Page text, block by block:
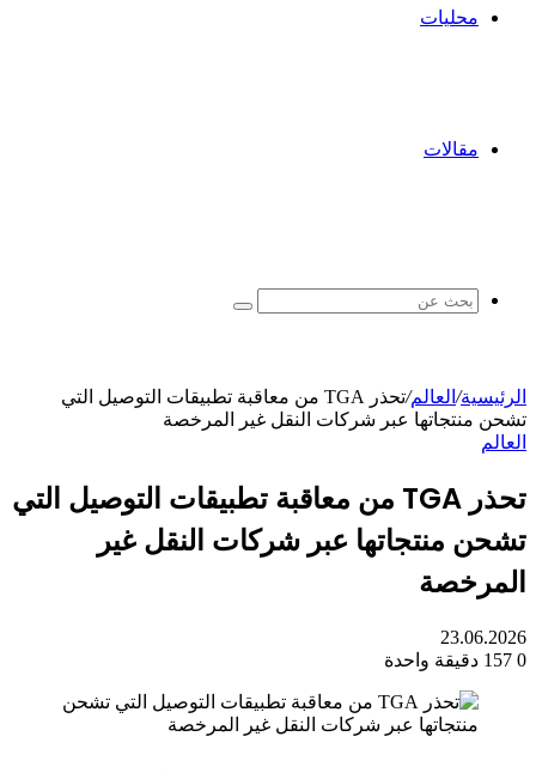
محليات
مقالات
بحث
الرئيسية/ العالم/
تحذر TGA من معاقبة تطبيقات التوصيل التي
تشحن منتجاتها عبر شركات النقل غير المرخصة
العالم
تحذر TGA من معاقبة تطبيقات التوصيل التي
تشحن منتجاتها عبر شركات النقل غير
المرخصة
23.06.2026
0
دقيقة واحدة